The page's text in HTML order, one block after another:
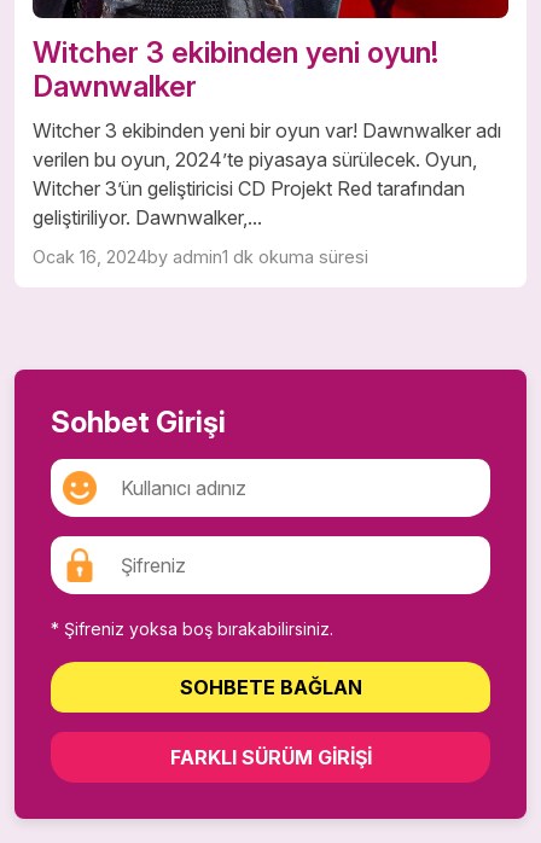
Witcher 3 ekibinden yeni oyun!
Dawnwalker
Witcher 3 ekibinden yeni bir oyun var! Dawnwalker adı
verilen bu oyun, 2024’te piyasaya sürülecek. Oyun,
Witcher 3’ün geliştiricisi CD Projekt Red tarafından
geliştiriliyor. Dawnwalker,...
Ocak 16, 2024by admin1 dk okuma süresi
Sohbet Girişi
* Şifreniz yoksa boş bırakabilirsiniz.
SOHBETE BAĞLAN
FARKLI SÜRÜM GIRIŞI